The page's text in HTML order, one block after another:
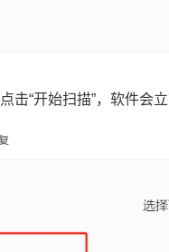
击“开始扫描”，软件会